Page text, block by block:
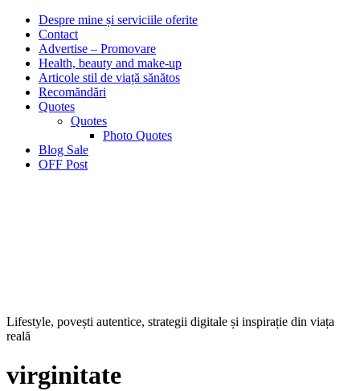
Despre mine și serviciile oferite
Contact
Advertise – Promovare
Health, beauty and make-up
Articole stil de viață sănătos
Recomăndări
Quotes
Quotes
Photo Quotes
Blog Sale
OFF Post
Lifestyle, povești autentice, strategii digitale și inspirație din viața
reală
virginitate